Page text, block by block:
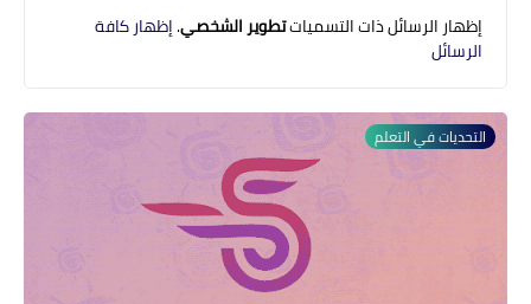
قضايا تربوية
مشاكل التعليم
منوعات إخبارية
مواضيع تربوية
وثائق تربوية
‏إظهار الرسائل ذات التسمياتتطوير الشخصي.إظهار كافة
الرسائل
التحديات في التعلم